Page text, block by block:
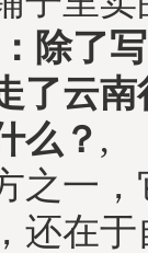
了写
了云
么？
之一
还在